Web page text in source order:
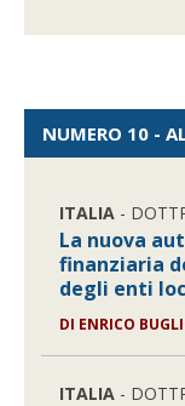
NUMERO 10 -
ITALIA -
La nuova
finanziaria
degli enti
DI ENRICO
ITALIA -